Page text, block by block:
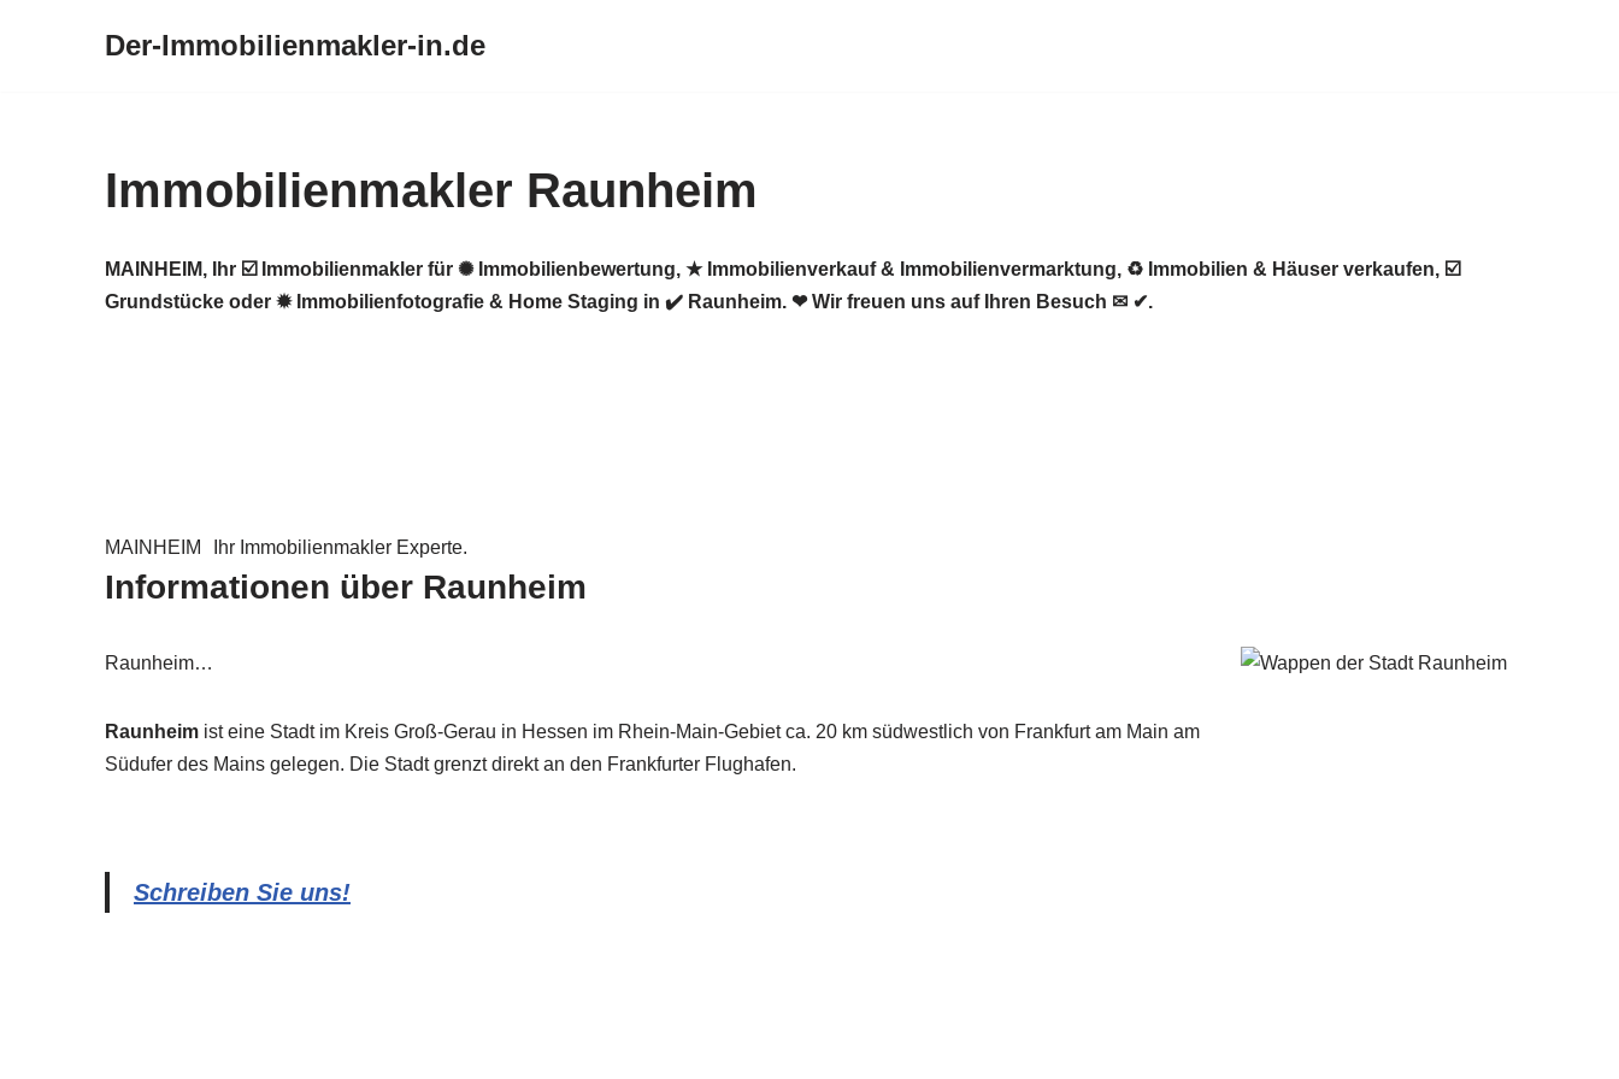
Der-Immobilienmakler-in.de
Immobilienmakler Raunheim
MAINHEIM, Ihr ☑️ Immobilienmakler für ✺ Immobilienbewertung, ★ Immobilienverkauf & Immobilienvermarktung, ♻ Immobilien & Häuser verkaufen, ☑️
Grundstücke oder ✹ Immobilienfotografie & Home Staging in ✔️ Raunheim. ❤ Wir freuen uns auf Ihren Besuch ✉ ✔.
MAINHEIM Ihr Immobilienmakler Experte.
Informationen über Raunheim
Raunheim…
Raunheim ist eine Stadt im Kreis Groß-Gerau in Hessen im Rhein-Main-Gebiet ca. 20 km südwestlich von Frankfurt am Main am
Südufer des Mains gelegen. Die Stadt grenzt direkt an den Frankfurter Flughafen.
Schreiben Sie uns!